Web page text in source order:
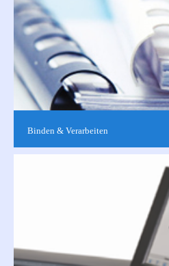
Binden & Verarbeiten
Wir bieten Ihnen
Spiral-/Klebe-/Hardcover-/
vieles mehr. Finden Sie mit uns